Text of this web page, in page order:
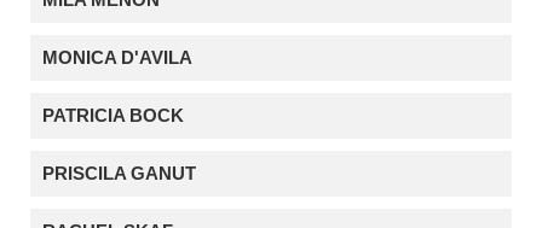
MONICA D'AVILA
PATRICIA BOCK
PRISCILA GANUT